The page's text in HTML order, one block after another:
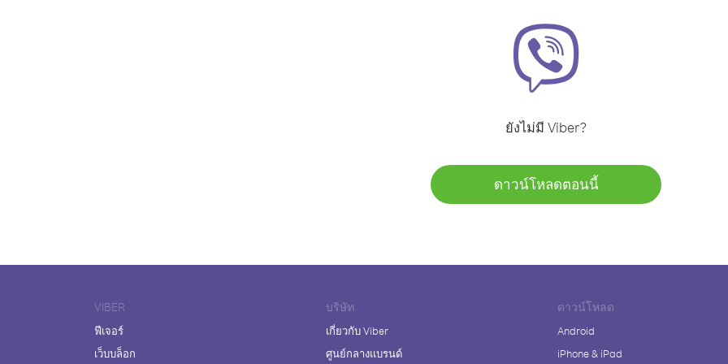
ยังไม่มี Viber?
ดาวน์โหลดตอนนี้
VIBER
ฟีเจอร์
เว็บบล็อก
บริษัท
เกี่ยวกับ Viber
ศูนย์กลางแบรนด์
ดาวน์โหลด
Android
iPhone & iPad